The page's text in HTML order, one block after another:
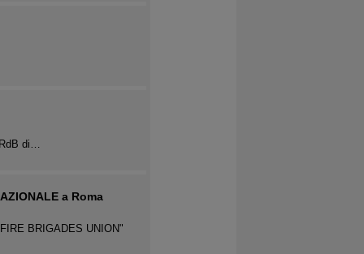
di…
a Roma
BRIGADES UNION"